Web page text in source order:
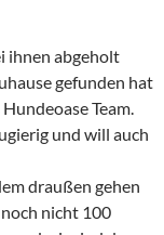
ihnen abgeholt
gefunden hat
Team.
und will auch
draußen gehen
nicht 100